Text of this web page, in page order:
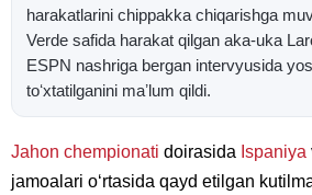
harakatlarini chippakka chiqarishga
Verde safida harakat qilgan aka-uka
ESPN nashriga bergan intervyusida
toʻxtatilganini maʼlum qildi.
Jahon chempionati doirasida Ispaniya
jamoalari oʻrtasida qayd etilgan